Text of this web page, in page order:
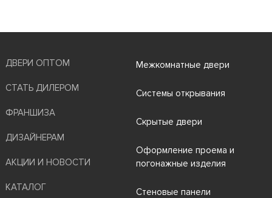
ДВЕРИ ОПТОМ
СТАТЬ ДИЛЕРОМ
ФРАНШИЗА
ДИЗАЙНЕРАМ
АКЦИИ И НОВОСТИ
КАТАЛОГ
Межкомнатные двери
Системы открывания
Скрытые двери
Оформление проема и
погонажные изделия
Стеновые панели